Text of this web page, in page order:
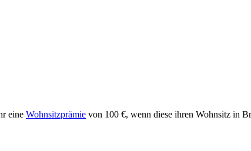
eine Wohnsitzprämie von 100 €, wenn diese ihren Wohnsitz in